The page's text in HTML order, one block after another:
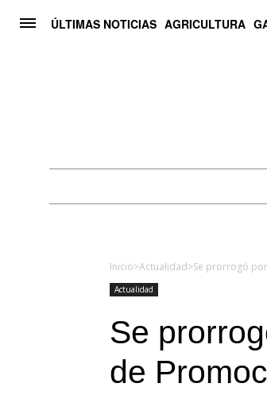
ÚLTIMAS NOTICIAS AGRICULTURA
Inicio>Actualidad>Se prorrogó
Actualidad
Se
de